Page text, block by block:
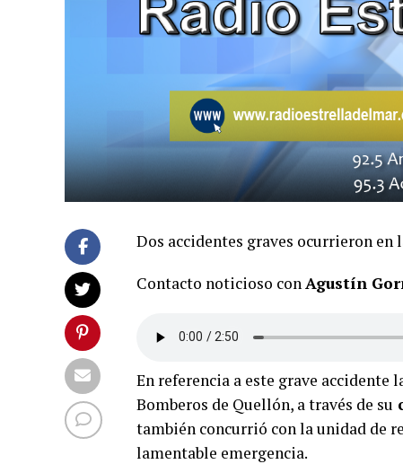
Dos accidentes graves ocurrieron en
Contacto noticioso conAgustín
En referencia a este grave accidente
Bomberos de Quellón, a través de su
también concurrió con la unidad de
lamentable emergencia.